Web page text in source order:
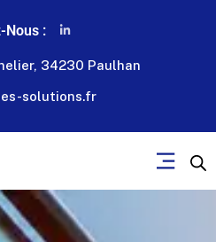
Nous :
34230 Paulhan
solutions.fr